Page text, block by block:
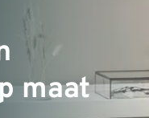
maat